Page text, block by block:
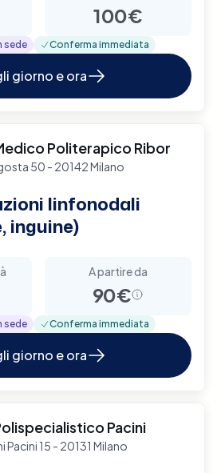
100€
sede Conferma immediata
giorno e ora
Politerapico Ribor
50 - 20142 Milano
linfonodali
inguine)
A partire da
90€
sede Conferma immediata
giorno e ora
Pacini
Pacini 15 - 20131 Milano